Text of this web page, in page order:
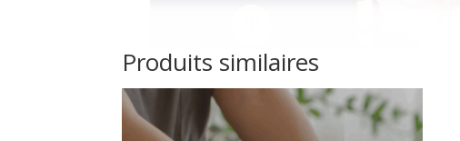
Produits similaires